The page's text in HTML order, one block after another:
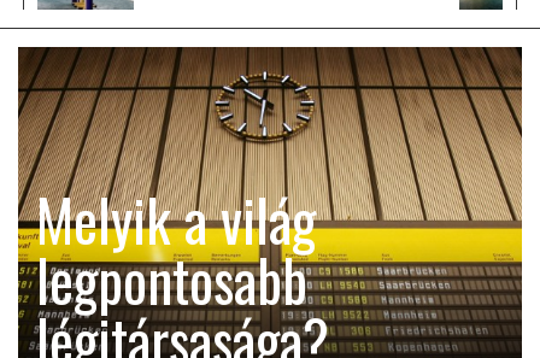
LATIN-AMERIKA
KÖZEL-KELET
AUSZTRÁLIA
A VILÁG ITTHON
Melyik a világ
legpontosabb
légitársasága?